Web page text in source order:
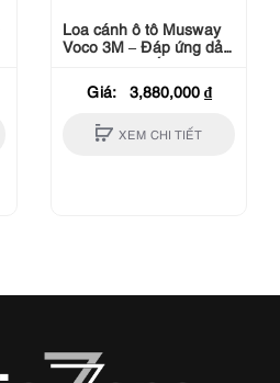
Loa cánh ô tô Musway
Voco 3M – Đáp ứng dải
trung trong cấu hình loa
Giá: 3,880,000 ₫
XEM CHI TIẾT